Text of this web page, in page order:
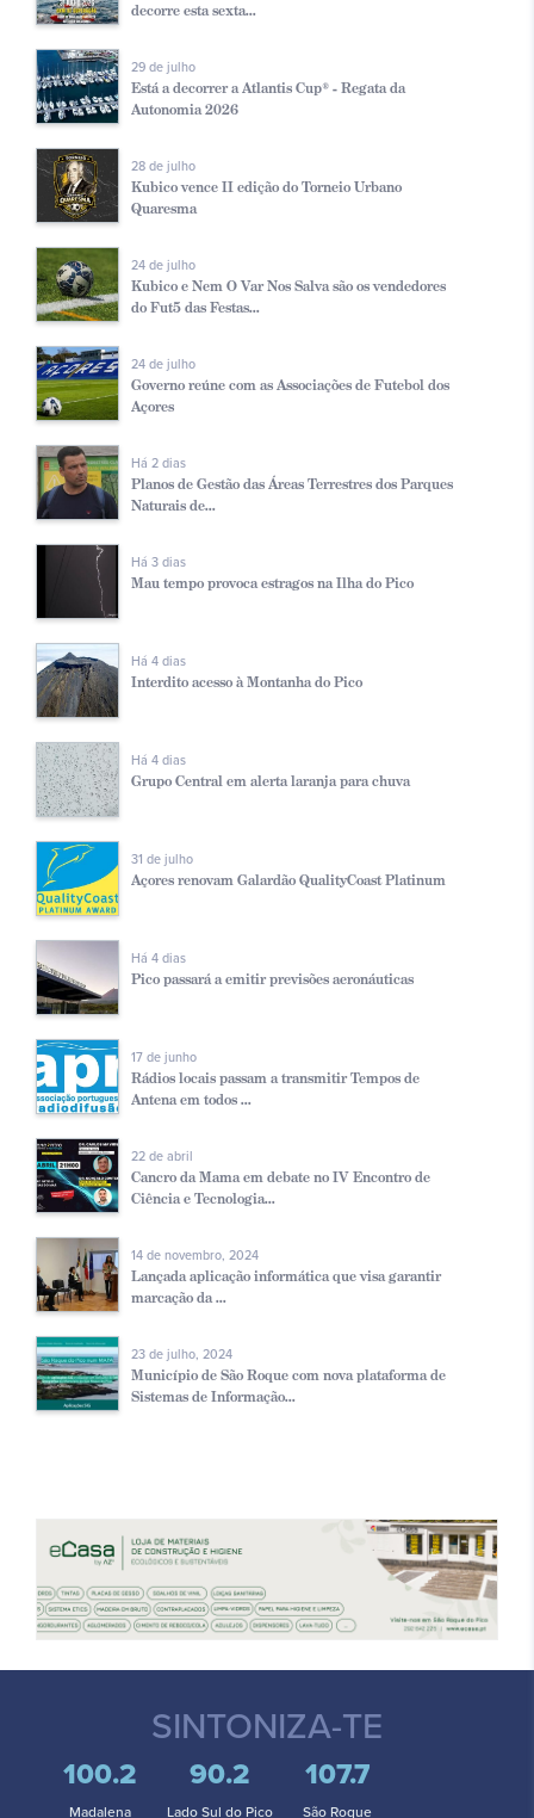
decorre esta sexta...
29 de julho
Está a decorrer a Atlantis Cup® - Regata da
Autonomia 2026
28 de julho
Kubico vence II edição do Torneio Urbano
Quaresma
24 de julho
Kubico e Nem O Var Nos Salva são os vendedores
do Fut5 das Festas...
24 de julho
Governo reúne com as Associações de Futebol dos
Açores
Há 2 dias
Planos de Gestão das Áreas Terrestres dos Parques
Naturais de...
Há 3 dias
Mau tempo provoca estragos na Ilha do Pico
Há 4 dias
Interdito acesso à Montanha do Pico
Há 4 dias
Grupo Central em alerta laranja para chuva
31 de julho
Açores renovam Galardão QualityCoast Platinum
Há 4 dias
Pico passará a emitir previsões aeronáuticas
17 de junho
Rádios locais passam a transmitir Tempos de
Antena em todos ...
22 de abril
Cancro da Mama em debate no IV Encontro de
Ciência e Tecnologia...
14 de novembro, 2024
Lançada aplicação informática que visa garantir
marcação da ...
23 de julho, 2024
Município de São Roque com nova plataforma de
Sistemas de Informação...
SINTONIZA-TE
100.2
Madalena
90.2
Lado Sul do Pico
107.7
São Roque